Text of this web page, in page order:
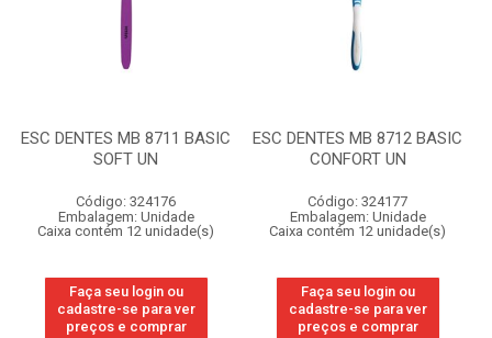
ESC DENTES MB 8711 BASIC
SOFT UN
Código: 324176
Embalagem: Unidade
Caixa contém 12 unidade(s)
Faça seu login ou
cadastre-se para ver
preços e comprar
ESC DENTES MB 8712 BASIC
CONFORT UN
Código: 324177
Embalagem: Unidade
Caixa contém 12 unidade(s)
Faça seu login ou
cadastre-se para ver
preços e comprar